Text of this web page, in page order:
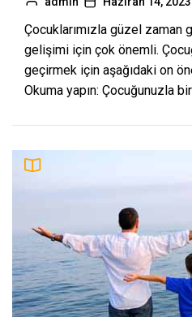
Çocuklarımızla güzel zaman
gelişimi için çok önemli.
geçirmek için aşağıdaki on
Okuma yapın: Çocuğunuzla